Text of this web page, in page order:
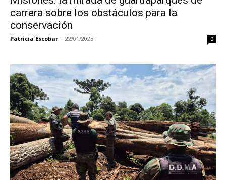
carrera sobre los obstáculos para la
conservación
Patricia Escobar - 22/01/2025 0